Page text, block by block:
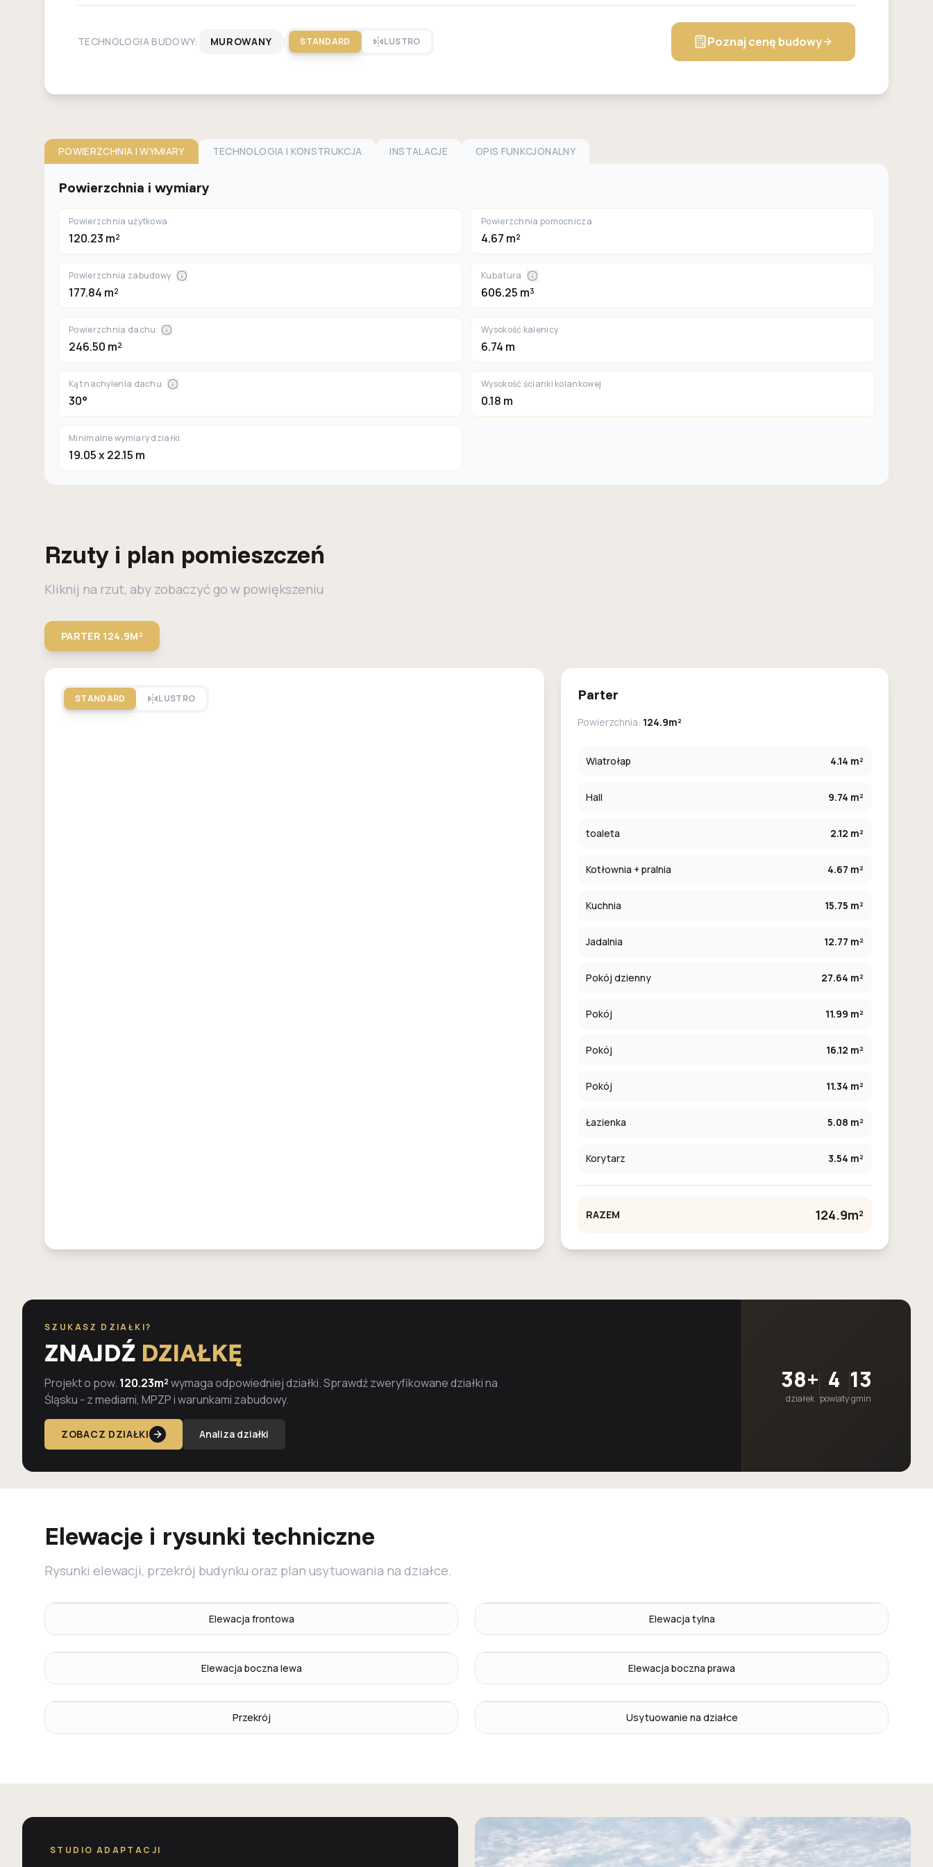
TECHNOLOGIA BUDOWY: MUROWANY | STANDARD LUSTRO Poznaj cenę budowy
POWIERZCHNIA I WYMIARY TECHNOLOGIA I KONSTRUKCJA INSTALACJE OPIS FUNKCJONALNY
Powierzchnia i wymiary
Powierzchnia użytkowa
120.23 m²
Powierzchnia pomocnicza
4.67 m²
Powierzchnia zabudowy
177.84 m²
Kubatura
606.25 m³
Powierzchnia dachu
246.50 m²
Wysokość kalenicy
6.74 m
Kąt nachylenia dachu
30°
Wysokość ścianki kolankowej
0.18 m
Minimalne wymiary działki
19.05 x 22.15 m
Rzuty i plan pomieszczeń
Kliknij na rzut, aby zobaczyć go w powiększeniu
PARTER 124.9M²
STANDARD LUSTRO Parter
Powierzchnia: 124.9m²
Wiatrołap 4.14 m²
Hall 9.74 m²
toaleta 2.12 m²
Kotłownia + pralnia 4.67 m²
Kuchnia 15.75 m²
Jadalnia 12.77 m²
Pokój dzienny 27.64 m²
Pokój 11.99 m²
Pokój 16.12 m²
Pokój 11.34 m²
Łazienka 5.08 m²
Korytarz 3.54 m²
RAZEM 124.9m²
SZUKASZ DZIAŁKI?
ZNAJDŹ DZIAŁKĘ
Projekt o pow. 120.23m²wymaga odpowiedniej działki. Sprawdź zweryfikowane działki na
Śląsku - z mediami, MPZP i warunkami zabudowy.
ZOBACZ DZIAŁKI Analiza działki
38+
działek
4
powiaty
13
gmin
Elewacje i rysunki techniczne
Rysunki elewacji, przekrój budynku oraz plan usytuowania na działce.
Elewacja frontowa Elewacja tylna
Elewacja boczna lewa Elewacja boczna prawa
Przekrój Usytuowanie na działce
STUDIO ADAPTACJI